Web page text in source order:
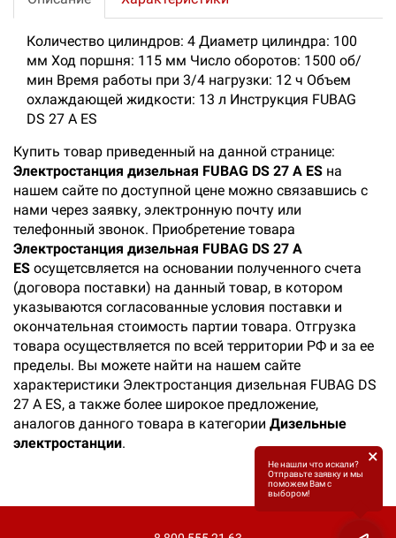
Количество цилиндров: 4 Диаметр цилиндра: 100
мм Ход поршня: 115 мм Число оборотов: 1500 об/
мин Время работы при 3/4 нагрузки: 12 ч Объем
охлаждающей жидкости: 13 л Инструкция FUBAG
DS 27 A ES
Купить товар приведенный на данной странице:
Электростанция дизельная FUBAG DS 27 A ES на
нашем сайте по доступной цене можно связавшись с
нами через заявку, электронную почту или
телефонный звонок. Приобретение товара
Электростанция дизельная FUBAG DS 27 A
ES осущетсвляется на основании полученного счета
(договора поставки) на данный товар, в котором
указываются согласованные условия поставки и
окончательная стоимость партии товара. Отгрузка
товара осуществляется по всей территории РФ и за ее
пределы. Вы можете найти на нашем сайте
характеристики Электростанция дизельная FUBAG DS
27 A ES, а также более широкое предложение,
аналогов данного товара в категории Дизельные
электростанции.
Не нашли что искали?
Отправьте заявку и мы
поможем Вам с
выбором!
×